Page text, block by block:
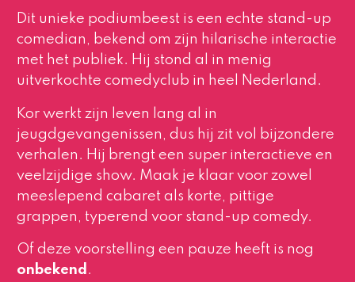
Dit unieke podiumbeest is een echte stand-up
comedian, bekend om zijn hilarische interactie
met het publiek. Hij stond al in menig
uitverkochte comedyclub in heel Nederland.
Kor werkt zijn leven lang al in
jeugdgevangenissen, dus hij zit vol bijzondere
verhalen. Hij brengt een super interactieve en
veelzijdige show. Maak je klaar voor zowel
meeslepend cabaret als korte, pittige
grappen, typerend voor stand-up comedy.
Of deze voorstelling een pauze heeft is nog
onbekend .